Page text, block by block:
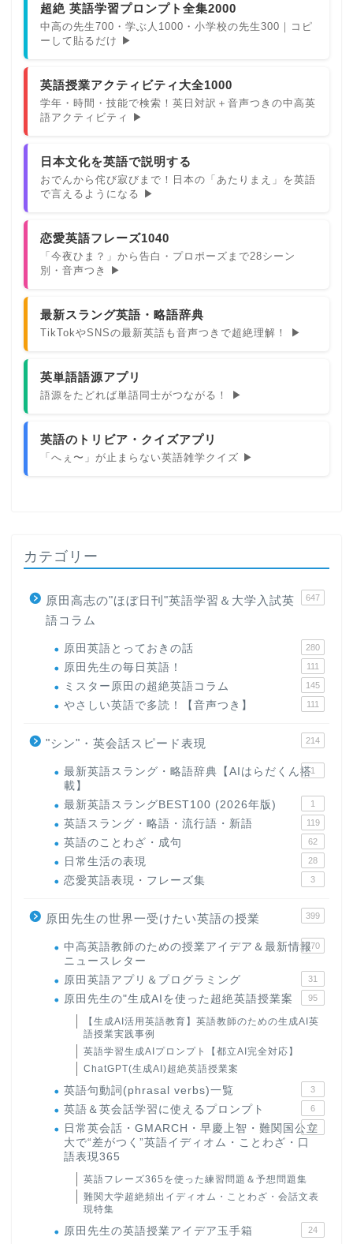
超絶 英語学習プロンプト全集2000
中高の先生700・学ぶ人1000・小学校の先生300｜コピ
ーして貼るだけ ▶
英語授業アクティビティ大全1000
学年・時間・技能で検索！英日対訳＋音声つきの中高英
語アクティビティ ▶
日本文化を英語で説明する
おでんから侘び寂びまで！日本の「あたりまえ」を英語
で言えるようになる ▶
恋愛英語フレーズ1040
「今夜ひま？」から告白・プロポーズまで28シーン
別・音声つき ▶
最新スラング英語・略語辞典
TikTokやSNSの最新英語も音声つきで超絶理解！ ▶
英単語語源アプリ
語源をたどれば単語同士がつながる！ ▶
英語のトリビア・クイズアプリ
「へぇ〜」が止まらない英語雑学クイズ ▶
カテゴリー
原田高志の"ほぼ日刊"英語学習＆大学入試英
語コラム
647
原田英語とっておきの話 280
原田先生の毎日英語！ 111
ミスター原田の超絶英語コラム 145
やさしい英語で多読！【音声つき】 111
"シン"・英会話スピード表現 214
最新英語スラング・略語辞典【AIはらだくん搭
載】
1
最新英語スラングBEST100 (2026年版) 1
英語スラング・略語・流行語・新語 119
英語のことわざ・成句 62
日常生活の表現 28
恋愛英語表現・フレーズ集 3
原田先生の世界一受けたい英語の授業 399
中高英語教師のための授業アイデア＆最新情報
ニュースレター
170
原田英語アプリ＆プログラミング 31
原田先生の"生成AIを使った超絶英語授業案 95
【生成AI活用英語教育】英語教師のための生成AI英
語授業実践事例
英語学習生成AIプロンプト【都立AI完全対応】
ChatGPT(生成AI)超絶英語授業案
英語句動詞(phrasal verbs)一覧 3
英語＆英会話学習に使えるプロンプト 6
日常英会話・GMARCH・早慶上智・難関国公立
大で“差がつく”英語イディオム・ことわざ・口
語表現365
22
英語フレーズ365を使った練習問題＆予想問題集
難関大学超絶頻出イディオム・ことわざ・会話文表
現特集
原田先生の英語授業アイデア玉手箱 24